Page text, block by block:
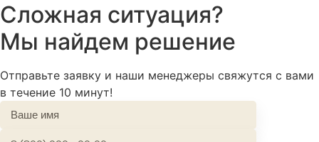
Сложная ситуация?
Мы найдем решение
Отправьте заявку и наши менеджеры свяжутся с вами
в течение 10 минут!